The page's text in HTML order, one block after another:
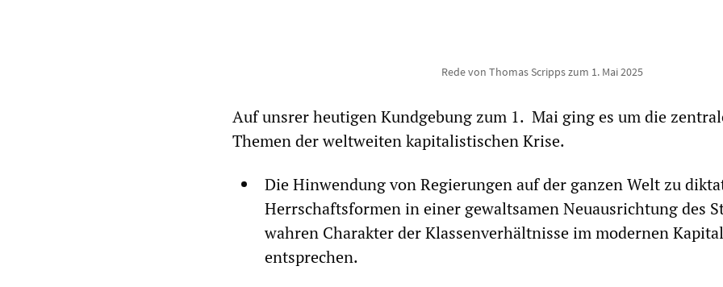
Rede von Thomas Scripps zum 1. Mai 2025
Auf unsrer heutigen Kundgebung zum 1. Mai ging es um die
Themen der weltweiten kapitalistischen Krise.
Die Hinwendung von Regierungen auf der ganzen Welt zu
Herrschaftsformen in einer gewaltsamen Neuausrichtung des
wahren Charakter der Klassenverhältnisse im modernen
entsprechen.